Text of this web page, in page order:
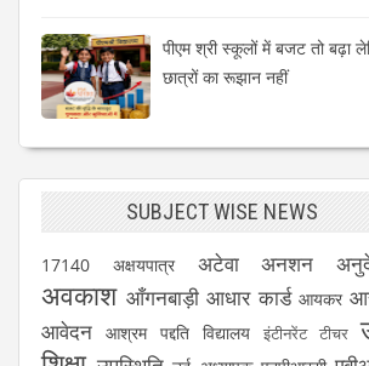
पीएम श्री स्कूलों में बजट तो बढ़ा
छात्रों का रूझान नहीं
SUBJECT WISE NEWS
17140 अक्षयपात्र अटेवा अनशन
अवकाश आँगनबाड़ी आधार कार्ड आयकर
आवेदन आश्रम पद्दति विद्यालय इंटीनरेंट टीचर